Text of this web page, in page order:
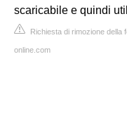
scaricabile e quindi
Richiesta di rimozione della
online.com